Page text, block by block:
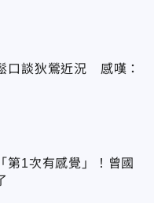
口談狄鶯近況 感嘆：
第1次有感覺」！曾國